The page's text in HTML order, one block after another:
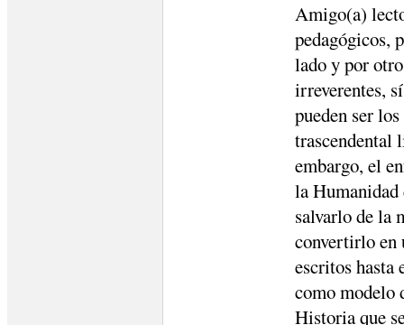
Amigo(a)
pedagógicos,
lado y por
irreverentes,
pueden ser
trascendental
embargo, el
la Humanidad
salvarlo de la
convertirlo en
escritos hasta
como modelo
Historia que